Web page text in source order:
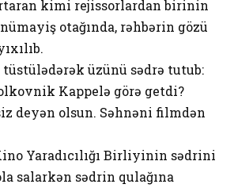
kimi rejissorlardan birinin
otağında, rəhbərin gözü
tüstülədərək üzünü sədrə tutub:
Kappelə görə getdi?
deyən olsun. Səhnəni filmdən
Yaradıcılığı Birliyinin sədrini
salarkən sədrin qulağına